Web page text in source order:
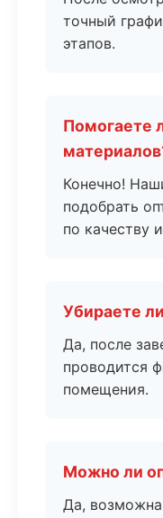
точный
этапов.
Помогаете
Конечно!
подобрать
по качеству
Убираете
Да, после
проводится
помещения.
Можно ли
Да, возможна